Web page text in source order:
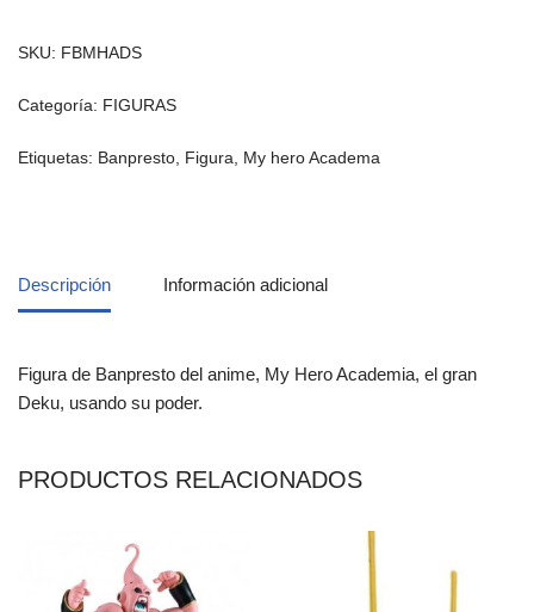
SKU: FBMHADS
Categoría: FIGURAS
Etiquetas: Banpresto Figura My hero Academa
Descripción Información adicional
Figura de Banpresto del anime, My Hero Academia, el gran
Deku, usando su poder.
PRODUCTOS RELACIONADOS